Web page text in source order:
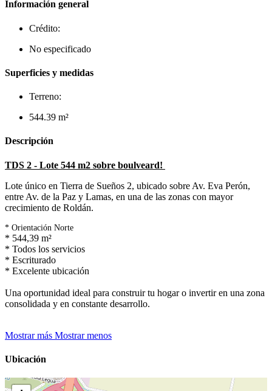
Información general
Crédito:
No especificado
Superficies y medidas
Terreno:
544.39 m²
Descripción
TDS 2 - Lote 544 m2 sobre boulveard!
Lote único en Tierra de Sueños 2, ubicado sobre Av. Eva Perón,
entre Av. de la Paz y Lamas, en una de las zonas con mayor
crecimiento de Roldán.
* Orientación Norte
* 544,39 m²
* Todos los servicios
* Escriturado
* Excelente ubicación
Una oportunidad ideal para construir tu hogar o invertir en una zona
consolidada y en constante desarrollo.
Mostrar más Mostrar menos
Ubicación